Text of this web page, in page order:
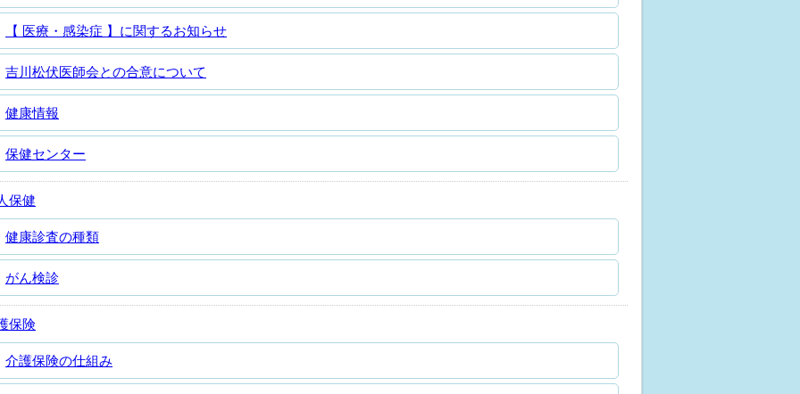
【 医療・感染症 】に関するお知らせ
吉川松伏医師会との合意について
健康情報
保健センター
保健
健康診査の種類
がん検診
保険
介護保険の仕組み